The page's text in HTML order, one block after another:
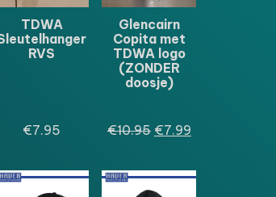
TDWA
RVS
€7.95
Glencairn
Copita met
TDWA logo
(ZONDER
doosje)
€10.95 Oorspronkelijke
was:
€7.99Huidige
is: